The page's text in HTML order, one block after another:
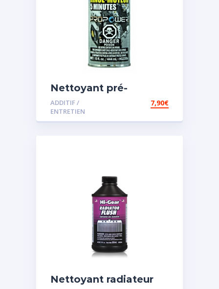
Nettoyant pré-
vidange
ADDITIF /
ENTRETIEN
7,90€
Nettoyant radiateur